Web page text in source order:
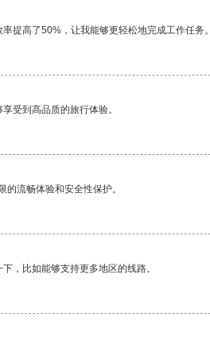
提高了50%，让我能够更轻松地完成工作任务。
受到高品质的旅行体验。
流畅体验和安全性保护。
，比如能够支持更多地区的线路。